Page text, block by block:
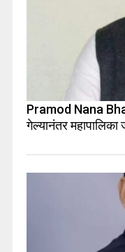
Pramod Nana
गेल्यानंतर महापालिका